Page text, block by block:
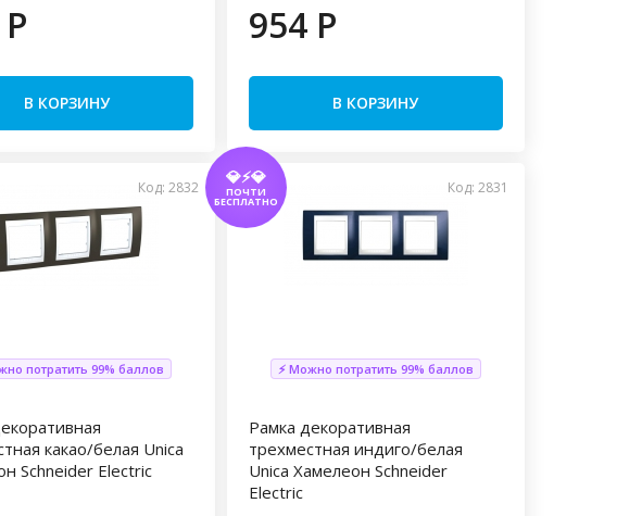
В КОРЗИНУ
954 P
В КОРЗИНУ
Код: 2832
потратить 99% баллов
какао/белая Unica
Schneider Electric
💎⚡💎
ПОЧТИ
БЕСПЛАТНО
Код: 2831
⚡ Можно потратить 99% баллов
Рамка декоративная
трехместная индиго/белая
Unica Хамелеон Schneider
Electric